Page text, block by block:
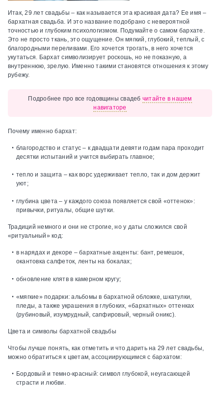
Итак, 29 лет свадьбы – как называется эта красивая дата? Ее имя –
бархатная свадьба. И это название подобрано с невероятной
точностью и глубоким психологизмом. Подумайте о самом бархате.
Это не просто ткань, это ощущение. Он мягкий, глубокий, теплый, с
благородными переливами. Его хочется трогать, в него хочется
укутаться. Бархат символизирует роскошь, но не показную, а
внутреннюю, зрелую. Именно такими становятся отношения к этому
рубежу.
Подробнее про все годовщины свадеб читайте в нашем
навигаторе
Почему именно бархат:
благородство и статус – к двадцати девяти годам пара проходит
десятки испытаний и учится выбирать главное;
тепло и защита – как ворс удерживает тепло, так и дом держит
уют;
глубина цвета – у каждого союза появляется свой «оттенок»:
привычки, ритуалы, общие шутки.
Традиций немного и они не строгие, но у даты сложился свой
«ритуальный» код:
в нарядах и декоре – бархатные акценты: бант, ремешок,
окантовка салфеток, ленты на бокалах;
обновление клятв в камерном кругу;
«мягкие» подарки: альбомы в бархатной обложке, шкатулки,
пледы, а также украшения в глубоких, «бархатных» оттенках
(рубиновый, изумрудный, сапфировый, черный оникс).
Цвета и символы бархатной свадьбы
Чтобы лучше понять, как отметить и что дарить на 29 лет свадьбы,
можно обратиться к цветам, ассоциирующимся с бархатом:
Бордовый и темно-красный: символ глубокой, неугасающей
страсти и любви.